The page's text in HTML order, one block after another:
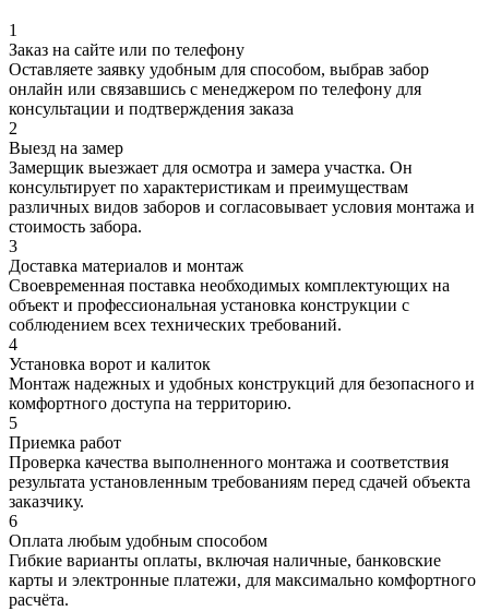
1
Заказ на сайте или по телефону
Оставляете заявку удобным для способом, выбрав забор
онлайн или связавшись с менеджером по телефону для
консультации и подтверждения заказа
2
Выезд на замер
Замерщик выезжает для осмотра и замера участка. Он
консультирует по характеристикам и преимуществам
различных видов заборов и согласовывает условия монтажа и
стоимость забора.
3
Доставка материалов и монтаж
Своевременная поставка необходимых комплектующих на
объект и профессиональная установка конструкции с
соблюдением всех технических требований.
4
Установка ворот и калиток
Монтаж надежных и удобных конструкций для безопасного и
комфортного доступа на территорию.
5
Приемка работ
Проверка качества выполненного монтажа и соответствия
результата установленным требованиям перед сдачей объекта
заказчику.
6
Оплата любым удобным способом
Гибкие варианты оплаты, включая наличные, банковские
карты и электронные платежи, для максимально комфортного
расчёта.